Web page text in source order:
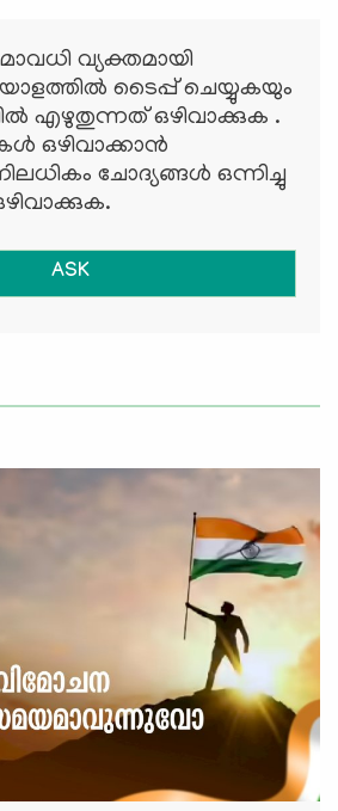
വ്യക്തമായി
ടൈപ്പ് ചെയ്യുകയും
എഴുതുന്നത് ഒഴിവാക്കുക .
ഒഴിവാക്കാന്‍
ചോദ്യങ്ങള്‍ ഒന്നിച്ചു
ASK